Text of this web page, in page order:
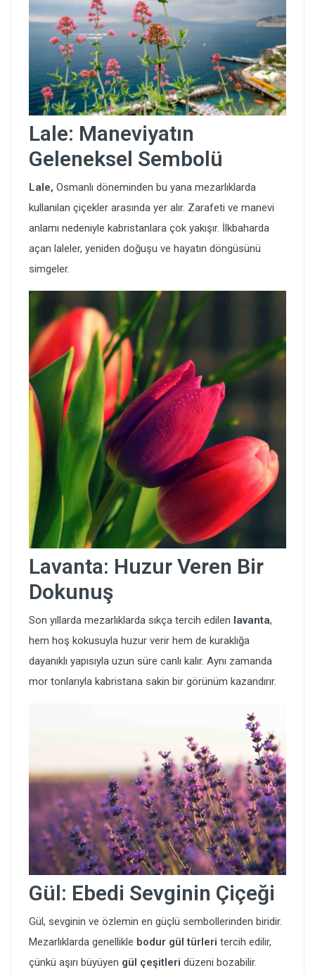
Lale: Maneviyatın
Geleneksel Sembolü
Lale, Osmanlı döneminden bu yana mezarlıklarda
kullanılan çiçekler arasında yer alır. Zarafeti ve manevi
anlamı nedeniyle kabristanlara çok yakışır. İlkbaharda
açan laleler, yeniden doğuşu ve hayatın döngüsünü
simgeler.
Lavanta: Huzur Veren Bir
Dokunuş
Son yıllarda mezarlıklarda sıkça tercih edilen lavanta,
hem hoş kokusuyla huzur verir hem de kuraklığa
dayanıklı yapısıyla uzun süre canlı kalır. Aynı zamanda
mor tonlarıyla kabristana sakin bir görünüm kazandırır.
Gül: Ebedi Sevginin Çiçeği
Gül, sevginin ve özlemin en güçlü sembollerinden biridir.
Mezarlıklarda genellikle bodur gül türleri tercih edilir,
çünkü aşırı büyüyen gül çeşitleri düzeni bozabilir.